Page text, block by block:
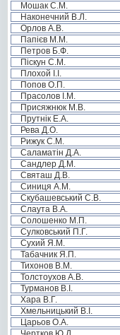
Мошак С.М.
Наконечний В.Л.
Орлов А.В.
Папієв М.М.
Петров Б.Ф.
Піскун С.М.
Плохой І.І.
Попов О.П.
Прасолов І.М.
Присяжнюк М.В.
Прутнік Е.А.
Рева Д.О.
Рижук С.М.
Саламатін Д.А.
Сандлер Д.М.
Святаш Д.В.
Синиця А.М.
Скубашевський С.В.
Слаута В.А.
Солошенко М.П.
Сулковський П.Г.
Сухий Я.М.
Табачник Я.П.
Тихонов В.М.
Толстоухов А.В.
Турманов В.І.
Хара В.Г.
Хмельницький В.І.
Царьов О.А.